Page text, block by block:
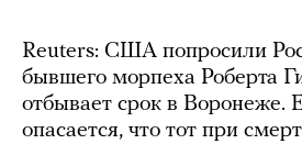
Reuters: США попросили
бывшего морпеха Роберта
отбывает срок в Воронеже.
опасается, что тот при